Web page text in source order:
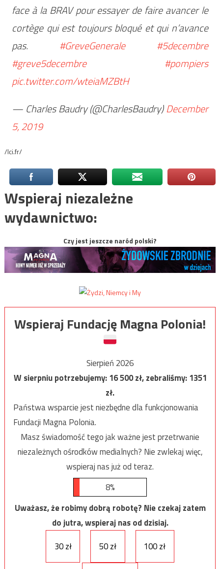
face à la BRAV pour essayer de faire avancer le
cortège qui est toujours bloqué et qui n’avance
pas. #GreveGenerale
#5decembre
#greve5decembre
#pompiers
pic.twitter.com/wteiaMZBtH
— Charles Baudry (@CharlesBaudry)December
5, 2019
/lci.fr/
Wspieraj niezależne
wydawnictwo:
Czy jest jeszcze naród polski?
Wspieraj Fundację Magna Polonia!
Sierpień 2026
W sierpniu potrzebujemy:16 500zł, zebraliśmy:1351
zł.
Państwa wsparcie jest niezbędne dla funkcjonowania
Fundacji Magna Polonia.
Masz świadomość tego jak ważne jest przetrwanie
niezależnych ośrodków medialnych? Nie zwlekaj więc,
wspieraj nas już od teraz.
8%
Uważasz, że robimy dobrą robotę? Nie czekaj zatem
do jutra, wspieraj nas od dzisiaj.
30 zł
50 zł 100 zł